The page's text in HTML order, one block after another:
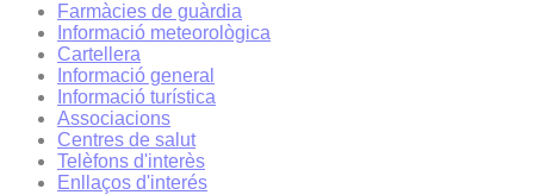
Farmàcies de guàrdia
Informació meteorològica
Cartellera
Informació general
Informació turística
Associacions
Centres de salut
Telèfons d'interès
Enllaços d'interés